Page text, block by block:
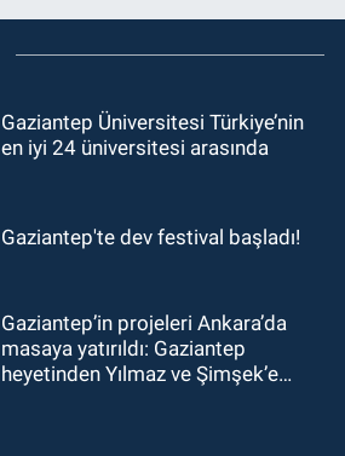
Gaziantep Üniversitesi Türkiye’nin
en iyi 24 üniversitesi arasında
Gaziantep'te dev festival başladı!
Gaziantep’in projeleri Ankara’da
masaya yatırıldı: Gaziantep
heyetinden Yılmaz ve Şimşek’e